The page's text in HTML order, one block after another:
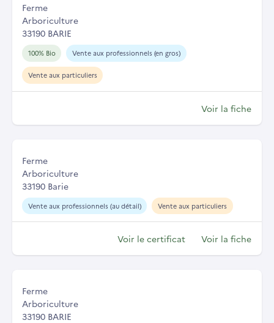
Ferme
Arboriculture
33190 BARIE
100% Bio Vente aux professionnels (en gros)
Vente aux particuliers
Voir la fiche
Ferme
Arboriculture
33190 Barie
Vente aux professionnels (au détail) Vente aux particuliers
Voir le certificat Voir la fiche
Ferme
Arboriculture
33190 BARIE